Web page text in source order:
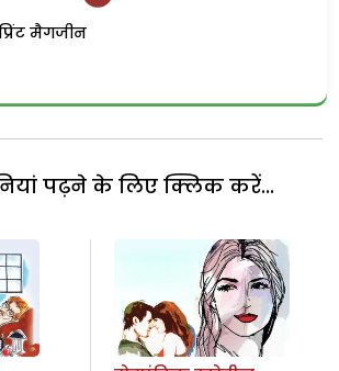
मैगजीन
पढ़ने के लिए क्लिक करें...